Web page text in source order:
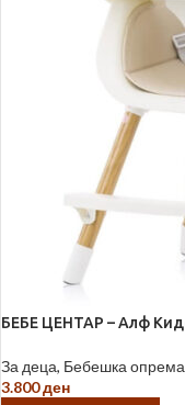
БЕБЕ ЦЕНТАР – Алф
За деца, Бебешка опрема
3.800ден